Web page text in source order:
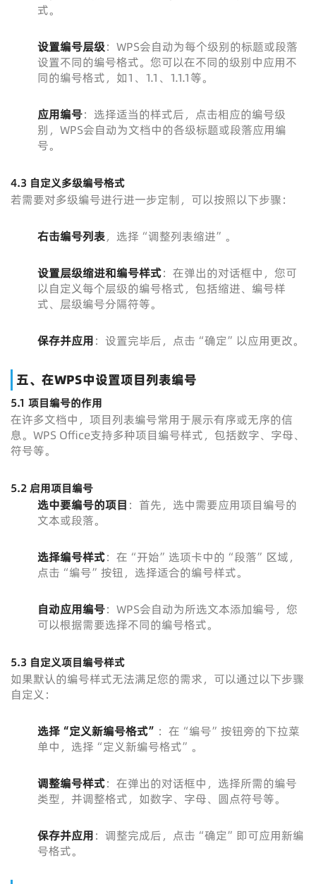
式。
设置编号层级：WPS会自动为每个级别的标题或段落
设置不同的编号格式。您可以在不同的级别中应用不
同的编号格式，如1、1.1、1.1.1等。
应用编号：选择适当的样式后，点击相应的编号级
别，WPS会自动为文档中的各级标题或段落应用编
号。
4.3 自定义多级编号格式
若需要对多级编号进行进一步定制，可以按照以下步骤：
右击编号列表，选择“调整列表缩进”。
设置层级缩进和编号样式：在弹出的对话框中，您可
以自定义每个层级的编号格式，包括缩进、编号样
式、层级编号分隔符等。
保存并应用：设置完毕后，点击“确定”以应用更改。
五、在WPS中设置项目列表编号
5.1 项目编号的作用
在许多文档中，项目列表编号常用于展示有序或无序的信
息。WPS Office支持多种项目编号样式，包括数字、字母、
符号等。
5.2 启用项目编号
选中要编号的项目 ：首先，选中需要应用项目编号的
文本或段落。
选择编号样式：在“开始”选项卡中的“段落”区域，
点击“编号”按钮，选择适合的编号样式。
自动应用编号：WPS会自动为所选文本添加编号，您
可以根据需要选择不同的编号格式。
5.3 自定义项目编号样式
如果默认的编号样式无法满足您的需求，可以通过以下步骤
自定义：
选择“定义新编号格式” ：在“编号”按钮旁的下拉菜
单中，选择“定义新编号格式”。
调整编号样式：在弹出的对话框中，选择所需的编号
类型，并调整格式，如数字、字母、圆点符号等。
保存并应用：调整完成后，点击“确定”即可应用新编
号格式。